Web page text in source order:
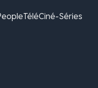
TéléCiné-Séries